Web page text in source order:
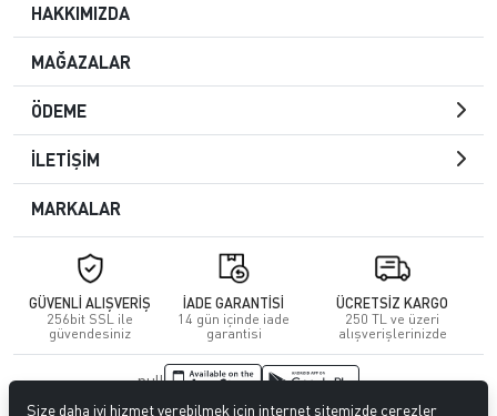
HAKKIMIZDA
MAĞAZALAR
ÖDEME
İLETİŞİM
MARKALAR
GÜVENLİ ALIŞVERİŞ
256bit SSL ile
güvendesiniz
İADE GARANTİSİ
14 gün içinde iade
garantisi
ÜCRETSİZ KARGO
250 TL ve üzeri
alışverişlerinizde
null
Size daha iyi hizmet verebilmek için internet sitemizde çerezler